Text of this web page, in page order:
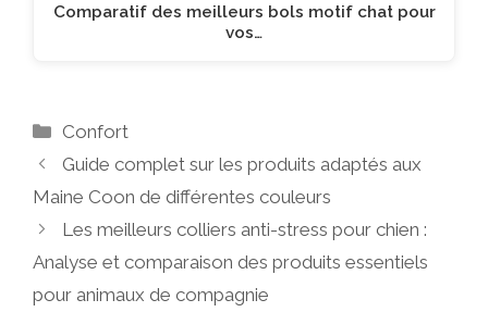
Comparatif des meilleurs bols motif chat pour
vos…
Catégories
Confort
Guide complet sur les produits adaptés aux
Maine Coon de différentes couleurs
Les meilleurs colliers anti-stress pour chien :
Analyse et comparaison des produits essentiels
pour animaux de compagnie